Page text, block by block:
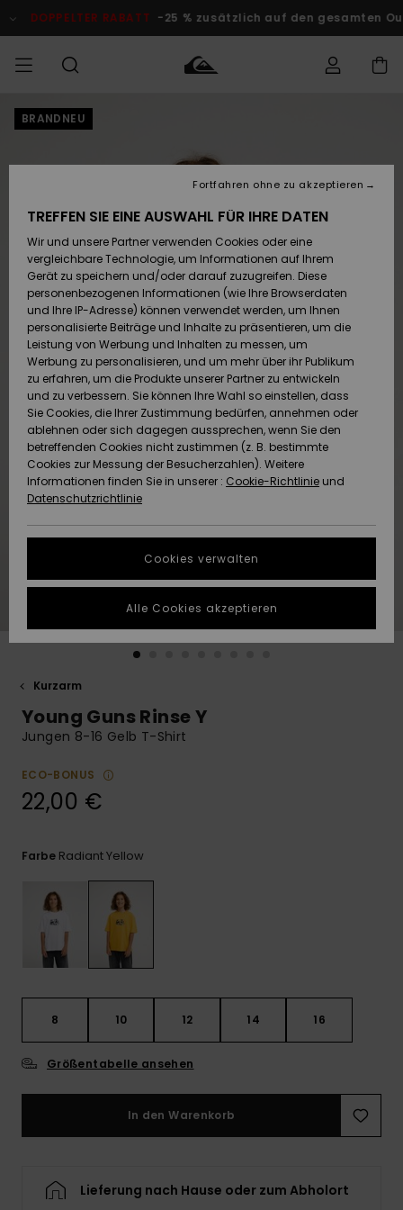
Produktinformation
DOPPELTER RABATT -25 % zusätzlich auf den gesamten
MÄNNER
Accessoires
Schuhe&
Flip-Flops
Surf
Snow
Brandneu
Highlights
Accessoires
Schuhe&
Flip-Flops
Surf
Snow
Brandneu
Highlights
FRAUEN
Brandneu
Highlights
Snow
SURF
Kinder
Highlights
Community
SNOW
Snow Shop
Kinder
Snow Shop
Damen
Highlights
Community
DOPPELTER
RABATT
KINDER
Outlet
Frauen
HILFE & KONTAKT
Retouren
Bezahlung
Geschenkkarte
Quiksilver
Freedom
Datenschutz
Starten Sie eine
um die
schnellste
Antwort auf Ihre
Finden Sie
NACHHALTIGKEIT
SHOPS
QUIKSILVER APP
WUNSCHLISTE
BRANDNEU
Kurzarm
Young Guns Rinse Y
Jungen 8-16 Gelb T-Shirt
ECO-BONUS
22,00 €
Farbe Radiant Yellow
8 10 12 14 16
Größentabelle ansehen
In den Warenkorb
Lieferung nach Hause oder zum Abholort
TREFFEN SIE EINE AUSWAHL FÜR IHRE DATEN
Wir und unsere Partner verwenden Cookies oder eine
vergleichbare Technologie, um Informationen auf Ihrem
Gerät zu speichern und/oder darauf zuzugreifen. Diese
personenbezogenen Informationen (wie Ihre Browserdaten
und Ihre IP-Adresse) können verwendet werden, um Ihnen
personalisierte Beiträge und Inhalte zu präsentieren, um die
Leistung von Werbung und Inhalten zu messen, um
Werbung zu personalisieren, und um mehr über ihr Publikum
zu erfahren, um die Produkte unserer Partner zu entwickeln
und zu verbessern. Sie können Ihre Wahl so einstellen, dass
Sie Cookies, die Ihrer Zustimmung bedürfen, annehmen oder
ablehnen oder sich dagegen aussprechen, wenn Sie den
betreffenden Cookies nicht zustimmen (z. B. bestimmte
Cookies zur Messung der Besucherzahlen). Weitere
Informationen finden Sie in unserer : Cookie-Richtlinie und
Datenschutzrichtlinie
Cookies verwalten
Fortfahren ohne zu akzeptieren
Alle Cookies akzeptieren